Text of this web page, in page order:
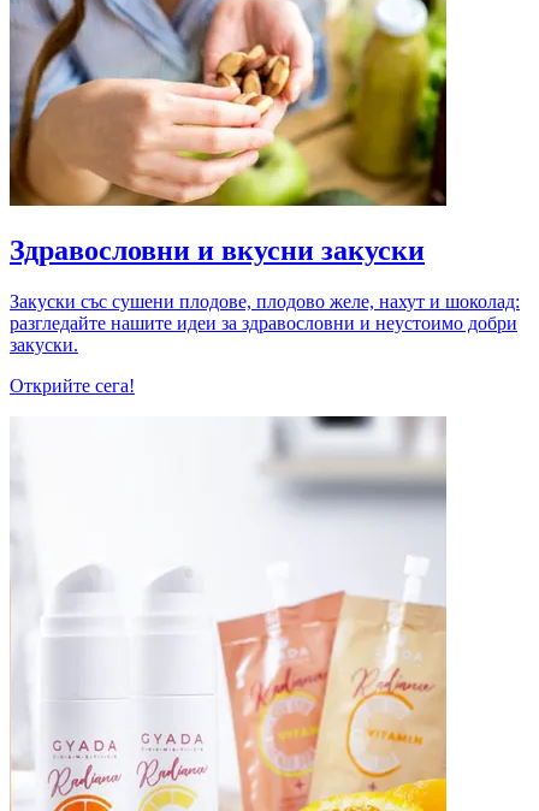
Здравословни и вкусни закуски
Закуски със сушени плодове, плодово желе, нахут и шоколад:
разгледайте нашите идеи за здравословни и неустоимо добри
закуски.
Открийте сега!